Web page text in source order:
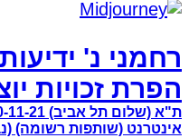
רחמני נ'
הפרת זכויות
אינטרנט (שותפות רשומה) (נבו,